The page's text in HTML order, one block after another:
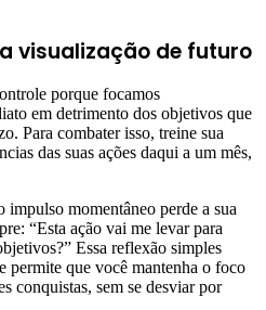
visualização de futuro
porque focamos
em detrimento dos objetivos que
Para combater isso, treine sua
das suas ações daqui a um mês,
impulso momentâneo perde a sua
“Esta ação vai me levar para
Essa reflexão simples
permite que você mantenha o foco
conquistas, sem se desviar por